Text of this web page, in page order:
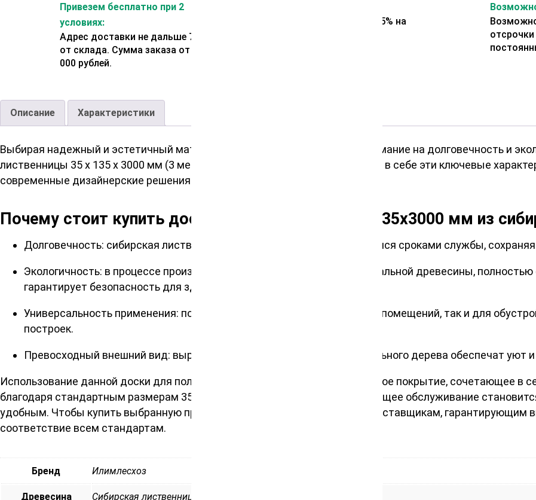
Привезем бесплатно при 2
условиях:
Адрес доставки не дальше 70 км
от склада. Сумма заказа от 200
000 рублей.
Представляем скидку 5% на
Описание Характеристики
Выбирая надежный и эстетичный материал для пола, важно обратить внимание на долговечность и
лиственницы 35 х 135 х 3000 мм (3 метра), сорт А – это выбор, сочетающий в себе эти ключевые
современные дизайнерские решения.
Почему стоит купить доску для пола сорт А 35x135x3000 мм из
Долговечность: сибирская лиственница известна своими выдающимися сроками службы, сохраняя
Экологичность: в процессе производства используется массив натуральной древесины,
гарантирует безопасность для здоровья.
Универсальность применения: подходит как для классических жилых помещений, так и для
построек.
Превосходный внешний вид: выраженная текстура и теплота натурального дерева обеспечат уют и
Использование данной доски для пола помогает создать идеальное половое покрытие, сочетающее в
благодаря стандартным размерам 35*135*3000 мм, ее монтаж и последующее обслуживание
удобным. Чтобы купить выбранную продукцию, обратитесь к надежным поставщикам, гарантирующим
соответствие всем стандартам.
Бренд Илимлесхоз
Древесина Сибирская лиственница